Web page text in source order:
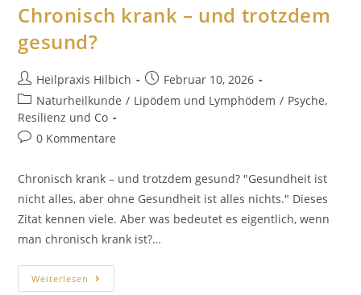
Chronisch krank – und trotzdem
gesund?
Heilpraxis Hilbich
Februar 10, 2026
Naturheilkunde / Lipödem und Lymphödem / Psyche,
Resilienz und Co
0 Kommentare
Chronisch krank – und trotzdem gesund? "Gesundheit ist
nicht alles, aber ohne Gesundheit ist alles nichts." Dieses
Zitat kennen viele. Aber was bedeutet es eigentlich, wenn
man chronisch krank ist?…
Weiterlesen